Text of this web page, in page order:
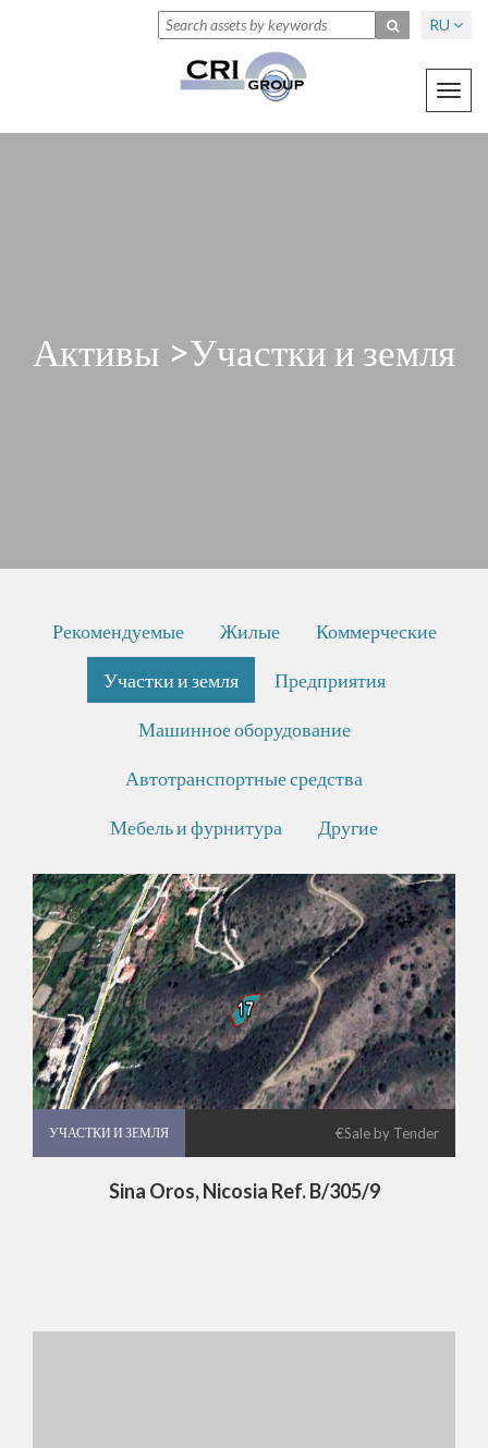
RU
Активы >Участки и земля
Рекомендуемые Жилые Коммерческие
Участки и земля Предприятия
Машинное оборудование
Автотранспортные средства
Мебель и фурнитура Другие
УЧАСТКИ И ЗЕМЛЯ
УЧАСТКИ И ЗЕМЛЯ €Sale by Tender
Sina Oros, Nicosia Ref. B/305/9